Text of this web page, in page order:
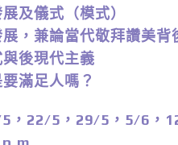
及儀式（模式）
，兼論當代敬拜讚美背
後現代主義
滿足人嗎？
5，22/5，29/5，5/6，